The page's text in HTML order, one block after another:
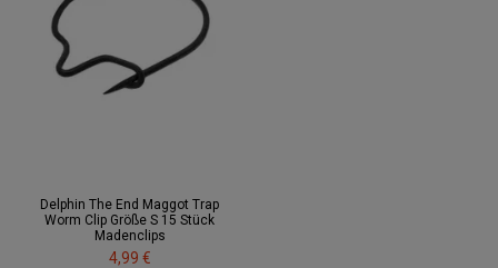
Delphin The End Maggot Trap
Worm Clip Größe S 15 Stück
Madenclips
4,99 €